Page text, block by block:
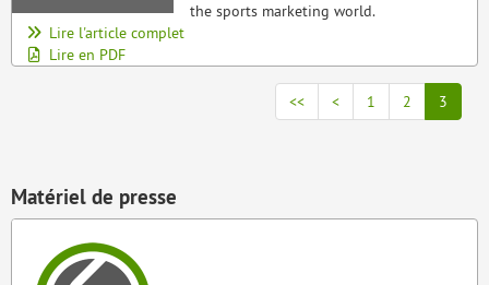
the sports marketing world.
Lire l'article complet
Lire en PDF
<< < 1 2 3
Matériel de presse